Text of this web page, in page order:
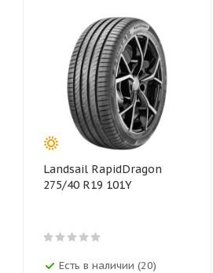
Landsail RapidDragon
275/40 R19 101Y
Есть в наличии (20)